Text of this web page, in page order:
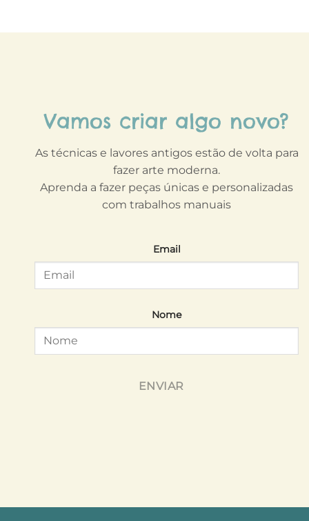
Vamos criar algo novo?
As técnicas e lavores antigos estão de volta para
fazer arte moderna.
Aprenda a fazer peças únicas e personalizadas
com trabalhos manuais
Email
Nome
ENVIAR